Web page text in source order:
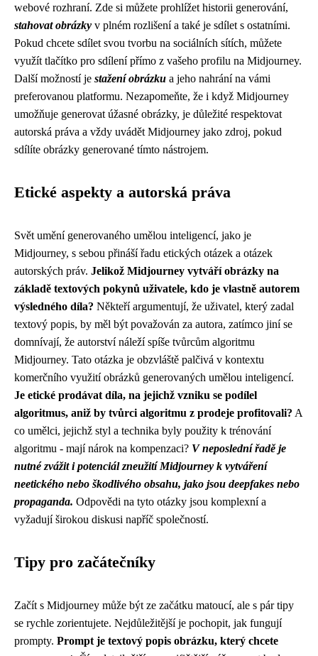
webové rozhraní. Zde si můžete prohlížet historii generování,
stahovat obrázky v plném rozlišení a také je sdílet s ostatními.
Pokud chcete sdílet svou tvorbu na sociálních sítích, můžete
využít tlačítko pro sdílení přímo z vašeho profilu na Midjourney.
Další možností je stažení obrázku a jeho nahrání na vámi
preferovanou platformu. Nezapomeňte, že i když Midjourney
umožňuje generovat úžasné obrázky, je důležité respektovat
autorská práva a vždy uvádět Midjourney jako zdroj, pokud
sdílíte obrázky generované tímto nástrojem.
Etické aspekty a autorská práva
Svět umění generovaného umělou inteligencí, jako je
Midjourney, s sebou přináší řadu etických otázek a otázek
autorských práv. Jelikož Midjourney vytváří obrázky na
základě textových pokynů uživatele, kdo je vlastně autorem
výsledného díla? Někteří argumentují, že uživatel, který zadal
textový popis, by měl být považován za autora, zatímco jiní se
domnívají, že autorství náleží spíše tvůrcům algoritmu
Midjourney. Tato otázka je obzvláště palčivá v kontextu
komerčního využití obrázků generovaných umělou inteligencí.
Je etické prodávat díla, na jejichž vzniku se podílel
algoritmus, aniž by tvůrci algoritmu z prodeje profitovali? A
co umělci, jejichž styl a technika byly použity k trénování
algoritmu - mají nárok na kompenzaci? V neposlední řadě je
nutné zvážit i potenciál zneužití Midjourney k vytváření
neetického nebo škodlivého obsahu, jako jsou deepfakes nebo
propaganda. Odpovědi na tyto otázky jsou komplexní a
vyžadují širokou diskusi napříč společností.
Tipy pro začátečníky
Začít s Midjourney může být ze začátku matoucí, ale s pár tipy
se rychle zorientujete. Nejdůležitější je pochopit, jak fungují
prompty. Prompt je textový popis obrázku, který chcete